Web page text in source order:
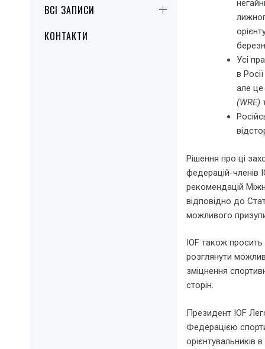
ВСІ ЗАПИСИ
КОНТАКТИ
Усі
в
але це
(WRE)
Рішення про ці
федерацій-членів
рекомендацій
відповідно до
можливого
IOF також просить
розглянути
зміцнення
сторін.
Президент IOF
Федерацією
орієнтувальників